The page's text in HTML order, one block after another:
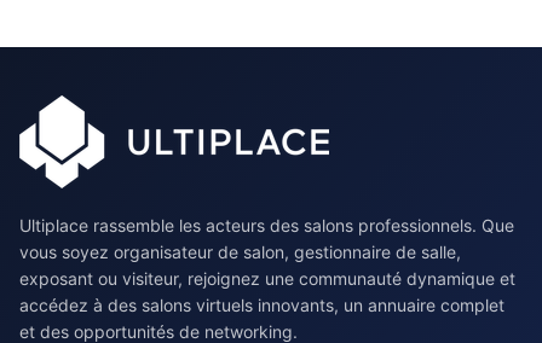
Ultiplace rassemble les acteurs des salons professionnels. Que
vous soyez organisateur de salon, gestionnaire de salle,
exposant ou visiteur, rejoignez une communauté dynamique et
accédez à des salons virtuels innovants, un annuaire complet
et des opportunités de networking.